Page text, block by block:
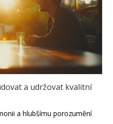
a udržovat kvalitní
a hlubšímu porozumění